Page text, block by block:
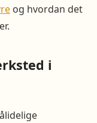
og hvordan det
i